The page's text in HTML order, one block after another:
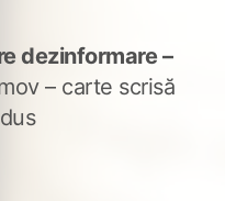
dezinformare –
– carte scrisă